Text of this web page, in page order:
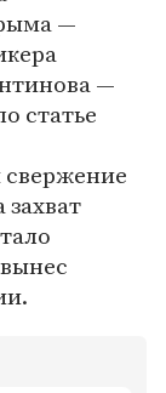
—
—
статье